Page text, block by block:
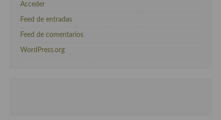
Acceder
Feed de entradas
Feed de comentarios
WordPress.org